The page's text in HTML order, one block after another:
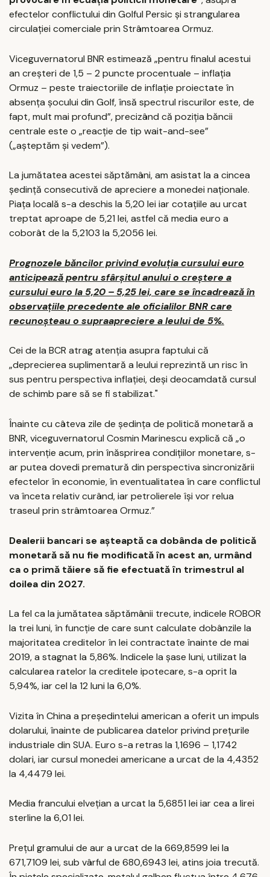
efectelor conflictului din Golful Persic și strangularea
circulației comerciale prin Strâmtoarea Ormuz.
Viceguvernatorul BNR estimează „pentru finalul acestui
an creșteri de 1,5 – 2 puncte procentuale – inflația
Ormuz – peste traiectoriile de inflație proiectate în
absența șocului din Golf, însă spectrul riscurilor este, de
fapt, mult mai profund”, precizând că poziția băncii
centrale este o „reacție de tip wait-and-see”
(„așteptăm și vedem”).
La jumătatea acestei săptămâni, am asistat la a cincea
ședință consecutivă de apreciere a monedei naționale.
Piața locală s-a deschis la 5,20 lei iar cotațiile au urcat
treptat aproape de 5,21 lei, astfel că media euro a
coborât de la 5,2103 la 5,2056 lei.
Prognozele băncilor privind evoluția cursului euro
anticipează pentru sfârșitul anului o creștere a
cursului euro la 5,20 – 5,25 lei, care se încadrează în
observațiile precedente ale oficialilor BNR care
recunoșteau o supraapreciere a leului de 5%.
Cei de la BCR atrag atenția asupra faptului că
„deprecierea suplimentară a leului reprezintă un risc în
sus pentru perspectiva inflaţiei, deşi deocamdată cursul
de schimb pare să se fi stabilizat."
Înainte cu câteva zile de ședința de politică monetară a
BNR, viceguvernatorul Cosmin Marinescu explică că „o
intervenție acum, prin înăsprirea condițiilor monetare, s-
ar putea dovedi prematură din perspectiva sincronizării
efectelor în economie, în eventualitatea în care conflictul
va înceta relativ curând, iar petrolierele își vor relua
traseul prin strâmtoarea Ormuz.”
Dealerii bancari se așteaptă ca dobânda de politică
monetară să nu fie modificată în acest an, urmând
ca o primă tăiere să fie efectuată în trimestrul al
doilea din 2027.
La fel ca la jumătatea săptămânii trecute, indicele ROBOR
la trei luni, în funcţie de care sunt calculate dobânzile la
majoritatea creditelor în lei contractate înainte de mai
2019, a stagnat la 5,86%. Indicele la șase luni, utilizat la
calcularea ratelor la creditele ipotecare, s-a oprit la
5,94%, iar cel la 12 luni la 6,0%.
Vizita în China a președintelui american a oferit un impuls
dolarului, înainte de publicarea datelor privind prețurile
industriale din SUA. Euro s-a retras la 1,1696 – 1,1742
dolari, iar cursul monedei americane a urcat de la 4,4352
la 4,4479 lei.
Media francului elvețian a urcat la 5,6851 lei iar cea a lirei
sterline la 6,01 lei.
Prețul gramului de aur a urcat de la 669,8599 lei la
671,7109 lei, sub vârful de 680,6943 lei, atins joia trecută.